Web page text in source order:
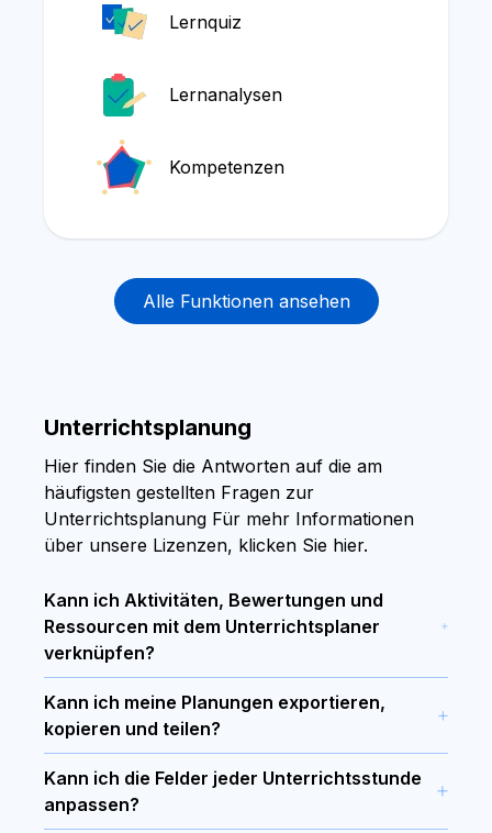
Lernquiz
Lernanalysen
Kompetenzen
Alle Funktionen ansehen
Unterrichtsplanung
Hier finden Sie die Antworten auf die am
häufigsten gestellten Fragen zur
Unterrichtsplanung Für mehr Informationen
über unsere Lizenzen, klicken Sie hier.
Kann ich Aktivitäten, Bewertungen und
Ressourcen mit dem Unterrichtsplaner
verknüpfen?
Ja, Sie können bereits erstellte Aktivitäten,
Notenbuchbewertungen und Ressourcen die
Sie zum Entwickeln der Unterrichtsstunden
benötigen mit dem Unterrichtsplaner
verknüpfen.
Kann ich meine Planungen exportieren,
kopieren und teilen?
Ja, Sie können alle Planungen jederzeit als PDF
oder Excel exportieren. Außerdem können Sie
die Stundenpläne kopieren und mit anderen
Kann ich die Felder jeder Unterrichtsstunde
anpassen?